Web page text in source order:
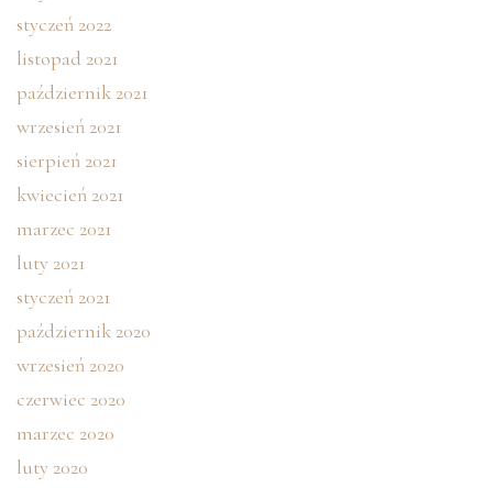
styczeń 2022
listopad 2021
październik 2021
wrzesień 2021
sierpień 2021
kwiecień 2021
marzec 2021
luty 2021
styczeń 2021
październik 2020
wrzesień 2020
czerwiec 2020
marzec 2020
luty 2020